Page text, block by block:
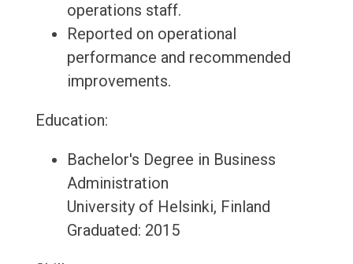
operations staff.
Reported on operational
performance and recommended
improvements.
Education:
Bachelor's Degree in Business
Administration
University of Helsinki, Finland
Graduated: 2015